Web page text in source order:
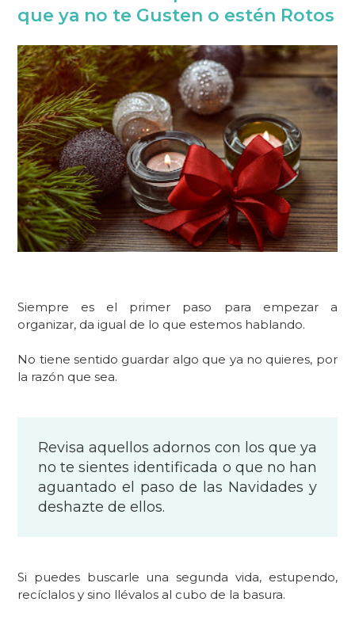
que ya no te Gusten o estén Rotos
Siempre es el primer paso para empezar a
organizar, da igual de lo que estemos hablando.
No tiene sentido guardar algo que ya no quieres, por
la razón que sea.
Revisa aquellos adornos con los que ya
no te sientes identificada o que no han
aguantado el paso de las Navidades y
deshazte de ellos.
Si puedes buscarle una segunda vida, estupendo,
recíclalos y sino llévalos al cubo de la basura.